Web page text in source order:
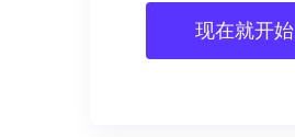
现在就开始